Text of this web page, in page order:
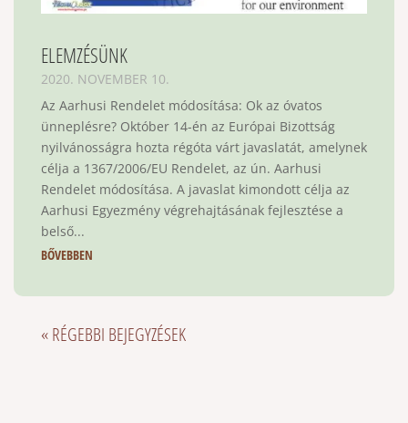
ELEMZÉSÜNK
2020. NOVEMBER 10.
Az Aarhusi Rendelet módosítása: Ok az óvatos
ünneplésre? Október 14-én az Európai Bizottság
nyilvánosságra hozta régóta várt javaslatát, amelynek
célja a 1367/2006/EU Rendelet, az ún. Aarhusi
Rendelet módosítása. A javaslat kimondott célja az
Aarhusi Egyezmény végrehajtásának fejlesztése a
belső...
BŐVEBBEN
« RÉGEBBI BEJEGYZÉSEK